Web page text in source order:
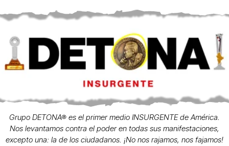
Grupo DETONA® es el primer medio INSURGENTE de América.
Nos levantamos contra el poder en todas sus manifestaciones,
excepto una: la de los ciudadanos. ¡No nos rajamos, nos fajamos!